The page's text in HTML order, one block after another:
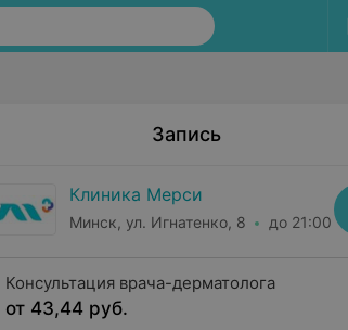
Запись
Клиника Мерси
Минск, ул. Игнатенко, 8 до 21:00
Консультация врача-дерматолога
от 43,44 руб.